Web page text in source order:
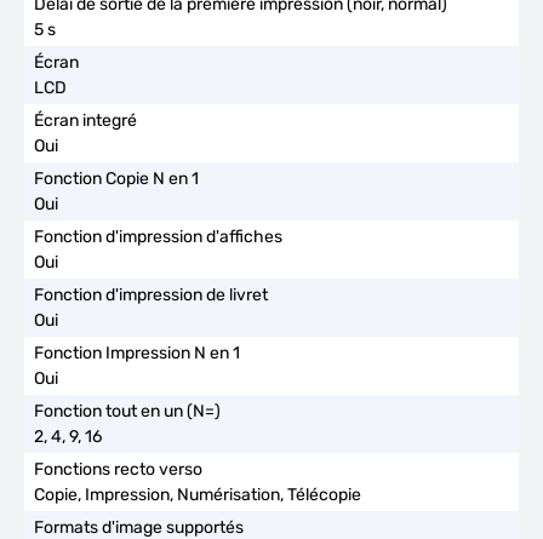
5 s
LCD
Oui
Oui
Oui
Oui
Oui
2, 4, 9, 16
Copie, Impression, Numérisation, Télécopie